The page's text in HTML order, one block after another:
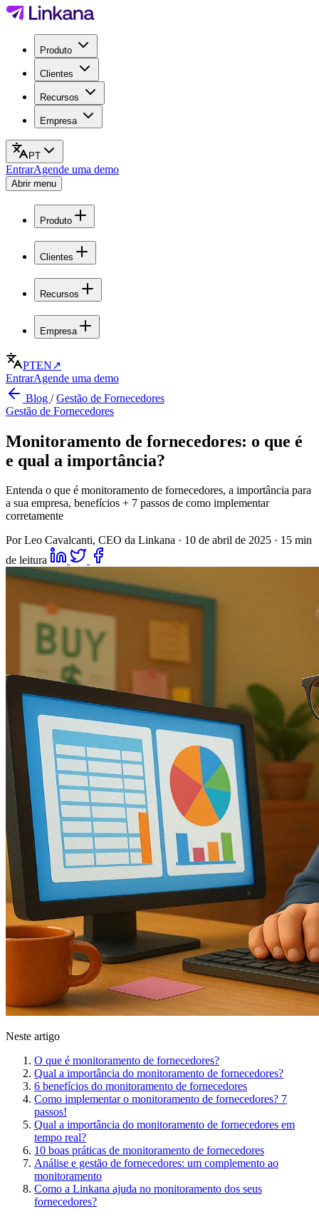
Produto
Clientes
Recursos
Empresa
PT
EntrarAgende uma demo
Abrir menu
Produto
Clientes
Recursos
Empresa
PTEN↗
EntrarAgende uma demo
Blog /Gestão de Fornecedores
Gestão de Fornecedores
Monitoramento de fornecedores: o que é
e qual a importância?
Entenda o que é monitoramento de fornecedores, a importância para
a sua empresa, benefícios + 7 passos de como implementar
corretamente
Por Leo Cavalcanti, CEO da Linkana · 10 de abril de 2025 · 15 min
de leitura
Neste artigo
O que é monitoramento de fornecedores?
Qual a importância do monitoramento de fornecedores?
6 benefícios do monitoramento de fornecedores
Como implementar o monitoramento de fornecedores? 7
passos!
Qual a importância do monitoramento de fornecedores em
tempo real?
10 boas práticas de monitoramento de fornecedores
Análise e gestão de fornecedores: um complemento ao
monitoramento
Como a Linkana ajuda no monitoramento dos seus
fornecedores?